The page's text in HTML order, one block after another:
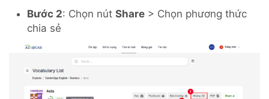
Bước 2: Chọn nút Share > Chọn phương thức
chia sẻ